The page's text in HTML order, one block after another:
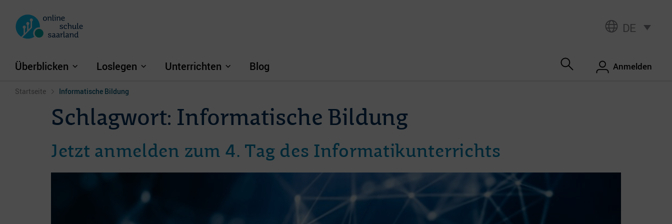
DE
Überblicken Loslegen Unterrichten Blog Anmelden
Startseite Informatische Bildung
Schlagwort: Informatische Bildung
Jetzt anmelden zum 4. Tag des Informatikunterrichts